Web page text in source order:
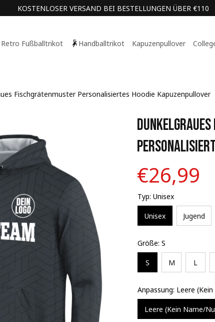
KOSTENLOSER VERSAND BEI BESTELLUNGEN ÜBER €110
Retro Fußballtrikot Handballtrikot Kapuzenpullover
Fischgrätenmuster Personalisiertes Hoodie Kapuzenpullover
€26,99
Typ: Unisex
Unisex Jugend
Größe: S
S M L
Anpassung: Leere
Leere (Kein Name/